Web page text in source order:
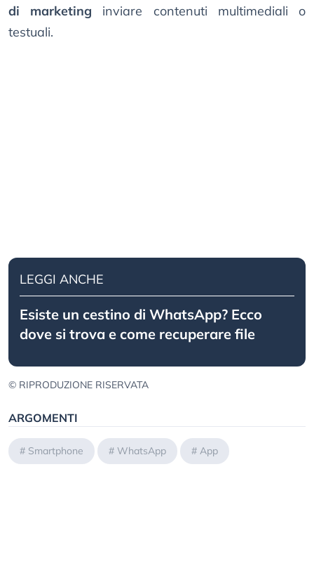
di marketing inviare contenuti multimediali o
testuali.
LEGGI ANCHE
Esiste un cestino di WhatsApp? Ecco
dove si trova e come recuperare file
© RIPRODUZIONE RISERVATA
ARGOMENTI
# Smartphone # WhatsApp # App